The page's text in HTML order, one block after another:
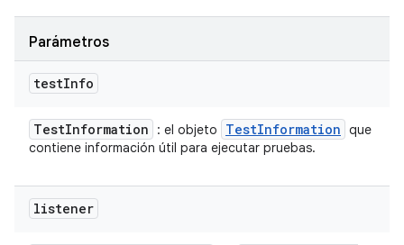
Parámetros
testInfo
TestInformation : el objeto TestInformation que
contiene información útil para ejecutar pruebas.
listener